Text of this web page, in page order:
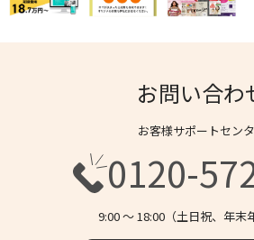
お問い合わ
お客様サポートセン
0120-
9:00 〜 18:00（土日祝、年末